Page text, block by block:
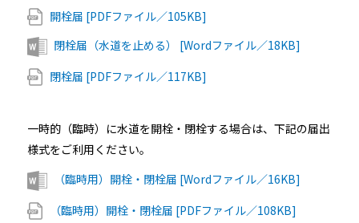
開栓届 [PDFファイル／105KB]
閉栓届（水道を止める） [Wordファイル／18KB]
閉栓届 [PDFファイル／117KB]
一時的（臨時）に水道を開栓・閉栓する場合は、下記の届出
様式をご利用ください。
（臨時用）開栓・閉栓届 [Wordファイル／16KB]
（臨時用）開栓・閉栓届 [PDFファイル／108KB]